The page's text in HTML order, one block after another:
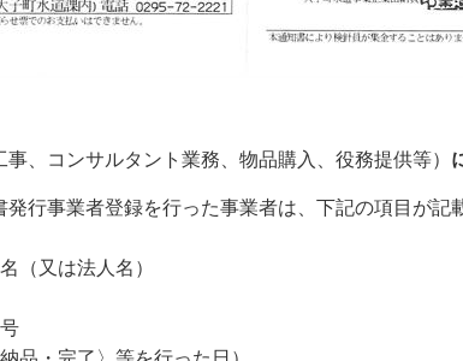
事、コンサルタント業務、物品購入、役務提供等）
行事業者登録を行った事業者は、下記の項目が記
（又は法人名）